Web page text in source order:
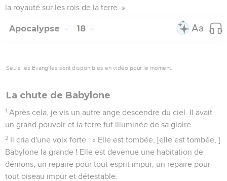
la royauté sur les rois de la terre. »
Apocalypse 18
Seuls les Évangiles sont disponibles en vidéo pour le moment.
La chute de Babylone
1 Après cela, je vis un autre ange descendre du ciel. Il avait
un grand pouvoir et la terre fut illuminée de sa gloire.
2 Il cria d'une voix forte : « Elle est tombée, [elle est tombée, ]
Babylone la grande ! Elle est devenue une habitation de
démons, un repaire pour tout esprit impur, un repaire pour
tout oiseau impur et détestable.